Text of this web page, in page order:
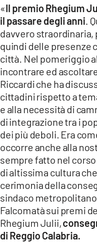
LACPLAY.IT
LACTV.IT
LACONAIR.IT
LACITYMAG.IT
ILREGGINO.IT
COSENZACHANNEL.IT
ILVIBONESE.IT
CATANZAROCHANNEL.IT
LACAPITALENEWS.IT
App
ANDROID
«Il premio Rhegium
il passare degli anni .
davvero straordinaria,
quindi delle presenze
città. Nel pomeriggio
incontrare ed
Riccardi che ha
cittadini rispetto a
e alla necessità di
di integrazione tra i
dei più deboli. Era
occorre anche alla
sempre fatto nel
di altissima cultura
cerimonia della
sindaco metropolitano
Falcomatà sui premi
Rhegium Julii,
di Reggio Calabria.